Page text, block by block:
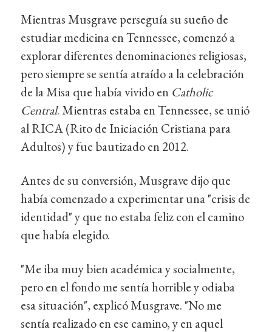
Mientras Musgrave perseguía su sueño de
estudiar medicina en Tennessee, comenzó a
explorar diferentes denominaciones religiosas,
pero siempre se sentía atraído a la celebración
de la Misa que había vivido en Catholic
Central. Mientras estaba en Tennessee, se unió
al RICA (Rito de Iniciación Cristiana para
Adultos) y fue bautizado en 2012.
Antes de su conversión, Musgrave dijo que
había comenzado a experimentar una "crisis de
identidad" y que no estaba feliz con el camino
que había elegido.
"Me iba muy bien académica y socialmente,
pero en el fondo me sentía horrible y odiaba
esa situación", explicó Musgrave. "No me
sentía realizado en ese camino, y en aquel